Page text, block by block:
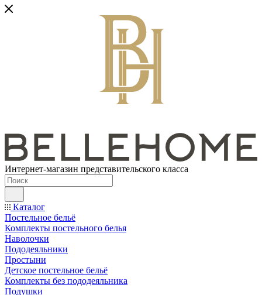
Интернет-магазин представительского класса
Каталог
Постельное бельё
Комплекты постельного белья
Наволочки
Пододеяльники
Простыни
Детское постельное бельё
Комплекты без пододеяльника
Подушки